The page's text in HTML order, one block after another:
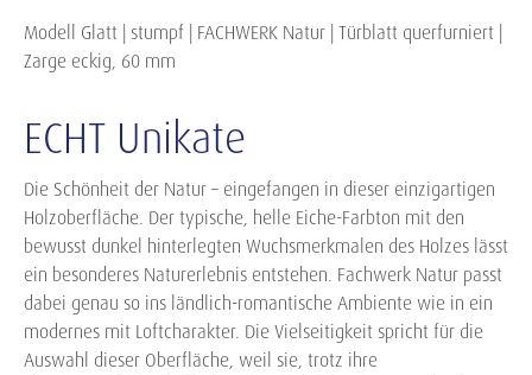
Modell Glatt | stumpf | FACHWERK Natur | Türblatt querfurniert |
Zarge eckig, 60 mm
ECHT Unikate
Die Schönheit der Natur – eingefangen in dieser einzigartigen
Holzoberfläche. Der typische, helle Eiche-Farbton mit den
bewusst dunkel hinterlegten Wuchsmerkmalen des Holzes lässt
ein besonderes Naturerlebnis entstehen. Fachwerk Natur passt
dabei genau so ins ländlich-romantische Ambiente wie in ein
modernes mit Loftcharakter. Die Vielseitigkeit spricht für die
Auswahl dieser Oberfläche, weil sie, trotz ihre